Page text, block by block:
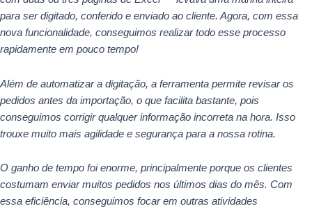
para ser digitado, conferido e enviado ao cliente. Agora, com essa
nova funcionalidade, conseguimos realizar todo esse processo
rapidamente em pouco tempo!
Além de automatizar a digitação, a ferramenta permite revisar os
pedidos antes da importação, o que facilita bastante, pois
conseguimos corrigir qualquer informação incorreta na hora. Isso
trouxe muito mais agilidade e segurança para a nossa rotina.
O ganho de tempo foi enorme, principalmente porque os clientes
costumam enviar muitos pedidos nos últimos dias do mês. Com
essa eficiência, conseguimos focar em outras atividades